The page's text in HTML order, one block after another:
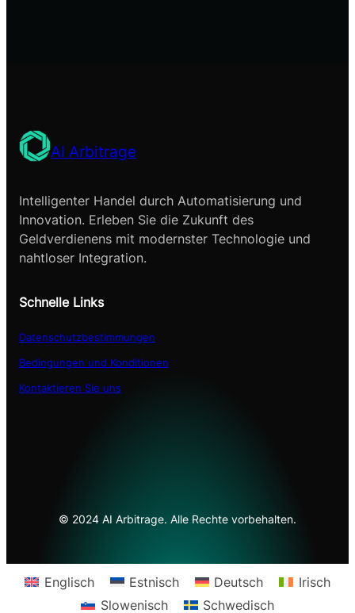
AI Arbitrage
Intelligenter Handel durch Automatisierung und
Innovation. Erleben Sie die Zukunft des
Geldverdienens mit modernster Technologie und
nahtloser Integration.
Schnelle Links
Datenschutzbestimmungen
Bedingungen und Konditionen
Kontaktieren Sie uns
© 2024 AI Arbitrage. Alle Rechte vorbehalten.
Englisch Estnisch Deutsch
Irisch
Slowenisch
Schwedisch